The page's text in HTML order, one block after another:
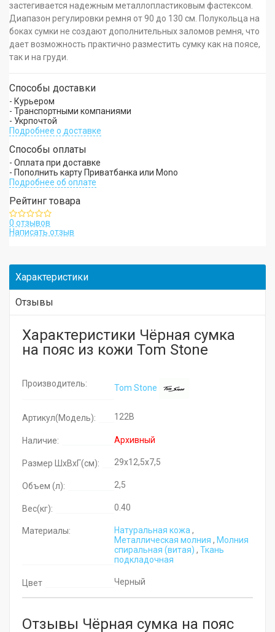
застегивается надежным металлопластиковым фастексом.
Диапазон регулировки ремня от 90 до 130 см. Полукольца на
боках сумки не создают дополнительных заломов ремня, что
дает возможность практично разместить сумку как на поясе,
так и на груди.
Способы доставки
- Курьером
- Транспортными компаниями
- Укрпочтой
Подробнее о доставке
Способы оплаты
- Оплата при доставке
- Пополнить карту Приватбанка или Mono
Подробнее об оплате
Рейтинг товара
0 отзывов
Написать отзыв
Характеристики
Отзывы
Характеристики Чёрная сумка
на пояс из кожи Tom Stone
Производитель: Tom Stone
Артикул(Модель): 122B
Наличие: Архивный
Размер ШхВхГ(см): 29x12,5x7,5
Объем (л): 2,5
Вес(кг): 0.40
Материалы: Натуральная кожа ,
Металлическая молния , Молния
cпиральная (витая) , Ткань
подкладочная
Цвет Черный
Отзывы Чёрная сумка на пояс